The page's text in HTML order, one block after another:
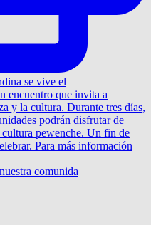
comunida